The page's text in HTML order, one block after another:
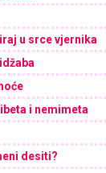
u srce vjernika
i nemimeta
desiti?